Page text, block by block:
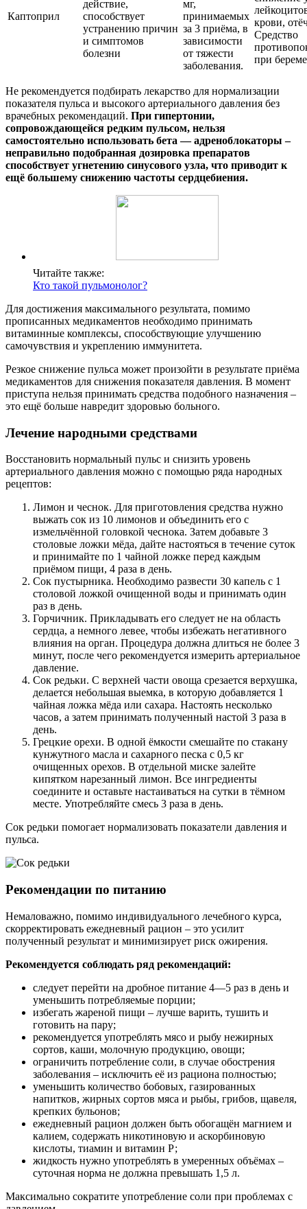
Каптоприл
действие,
способствует
устранению причин
и симптомов
болезни
мг,
принимаемых
за 3 приёма, в
зависимости
от тяжести
заболевания.
крови,
Средство
при
Не рекомендуется подбирать лекарство для нормализации
показателя пульса и высокого артериального давления без
врачебных рекомендаций. При гипертонии,
сопровождающейся редким пульсом, нельзя
самостоятельно использовать бета — адреноблокаторы –
неправильно подобранная дозировка препаратов
способствует угнетению синусового узла, что приводит к
ещё большему снижению частоты сердцебиения.
Читайте также:
Кто такой пульмонолог?
Для достижения максимального результата, помимо
прописанных медикаментов необходимо принимать
витаминные комплексы, способствующие улучшению
самочувствия и укреплению иммунитета.
Резкое снижение пульса может произойти в результате приёма
медикаментов для снижения показателя давления. В момент
приступа нельзя принимать средства подобного назначения –
это ещё больше навредит здоровью больного.
Лечение народными средствами
Восстановить нормальный пульс и снизить уровень
артериального давления можно с помощью ряда народных
рецептов:
Лимон и чеснок. Для приготовления средства нужно
выжать сок из 10 лимонов и объединить его с
измельчённой головкой чеснока. Затем добавьте 3
столовые ложки мёда, дайте настояться в течение суток
и принимайте по 1 чайной ложке перед каждым
приёмом пищи, 4 раза в день.
Сок пустырника. Необходимо развести 30 капель с 1
столовой ложкой очищенной воды и принимать один
раз в день.
Горчичник. Прикладывать его следует не на область
сердца, а немного левее, чтобы избежать негативного
влияния на орган. Процедура должна длиться не более 3
минут, после чего рекомендуется измерить артериальное
давление.
Сок редьки. С верхней части овоща срезается верхушка,
делается небольшая выемка, в которую добавляется 1
чайная ложка мёда или сахара. Настоять несколько
часов, а затем принимать полученный настой 3 раза в
день.
Грецкие орехи. В одной ёмкости смешайте по стакану
кунжутного масла и сахарного песка с 0,5 кг
очищенных орехов. В отдельной миске залейте
кипятком нарезанный лимон. Все ингредиенты
соедините и оставьте настаиваться на сутки в тёмном
месте. Употребляйте смесь 3 раза в день.
Сок редьки помогает нормализовать показатели давления и
пульса.
Рекомендации по питанию
Немаловажно, помимо индивидуального лечебного курса,
скорректировать ежедневный рацион – это усилит
полученный результат и минимизирует риск ожирения.
Рекомендуется соблюдать ряд рекомендаций:
следует перейти на дробное питание 4—5 раз в день и
уменьшить потребляемые порции;
избегать жареной пищи – лучше варить, тушить и
готовить на пару;
рекомендуется употреблять мясо и рыбу нежирных
сортов, каши, молочную продукцию, овощи;
ограничить потребление соли, в случае обострения
заболевания – исключить её из рациона полностью;
уменьшить количество бобовых, газированных
напитков, жирных сортов мяса и рыбы, грибов, щавеля,
крепких бульонов;
ежедневный рацион должен быть обогащён магнием и
калием, содержать никотиновую и аскорбиновую
кислоты, тиамин и витамин Р;
жидкость нужно употреблять в умеренных объёмах –
суточная норма не должна превышать 1,5 л.
Максимально сократите употребление соли при проблемах с